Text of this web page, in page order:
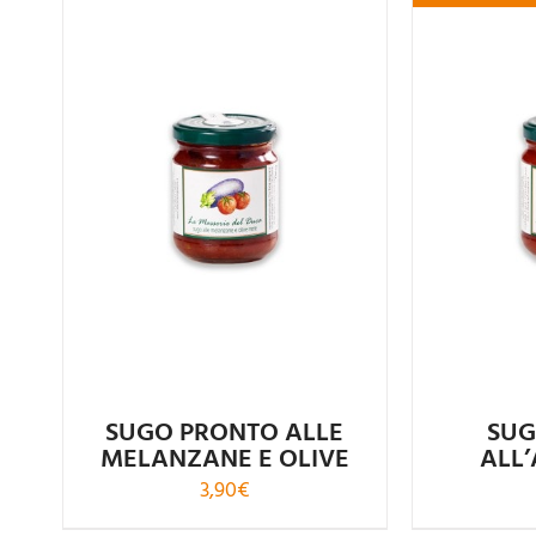
Valutato
5.00su 5
SUGO PRONTO ALLE
MELANZANE E OLIVE
3,90€